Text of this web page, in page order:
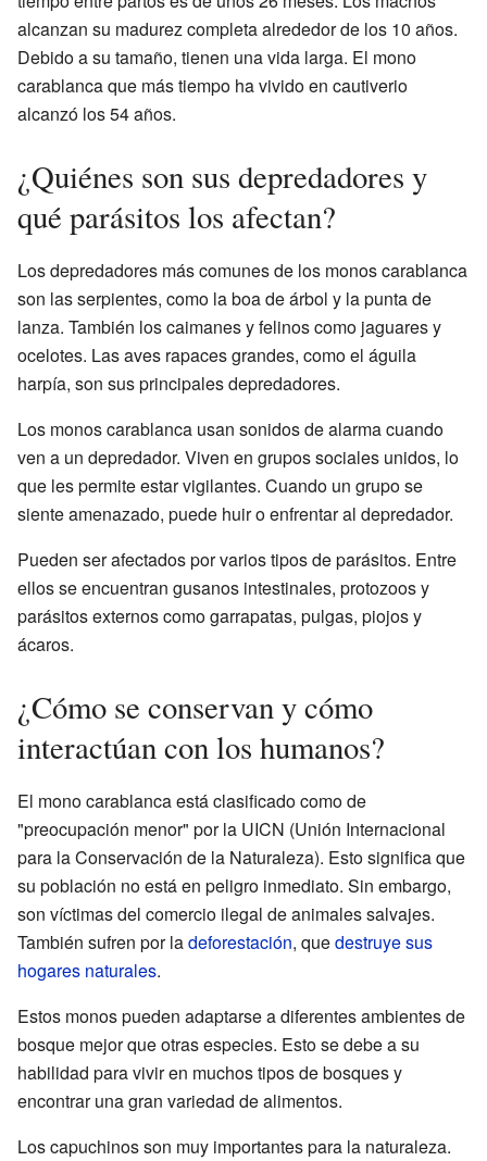
alcanzan su madurez completa alrededor de los 10 años.
Debido a su tamaño, tienen una vida larga. El mono
carablanca que más tiempo ha vivido en cautiverio
alcanzó los 54 años.
¿Quiénes son sus depredadores y
qué parásitos los afectan?
Los depredadores más comunes de los monos carablanca
son las serpientes, como la boa de árbol y la punta de
lanza. También los caimanes y felinos como jaguares y
ocelotes. Las aves rapaces grandes, como el águila
harpía, son sus principales depredadores.
Los monos carablanca usan sonidos de alarma cuando
ven a un depredador. Viven en grupos sociales unidos, lo
que les permite estar vigilantes. Cuando un grupo se
siente amenazado, puede huir o enfrentar al depredador.
Pueden ser afectados por varios tipos de parásitos. Entre
ellos se encuentran gusanos intestinales, protozoos y
parásitos externos como garrapatas, pulgas, piojos y
ácaros.
¿Cómo se conservan y cómo
interactúan con los humanos?
El mono carablanca está clasificado como de
"preocupación menor" por la UICN (Unión Internacional
para la Conservación de la Naturaleza). Esto significa que
su población no está en peligro inmediato. Sin embargo,
son víctimas del comercio ilegal de animales salvajes.
También sufren por ladeforestación, quedestruye sus
hogares naturales.
Estos monos pueden adaptarse a diferentes ambientes de
bosque mejor que otras especies. Esto se debe a su
habilidad para vivir en muchos tipos de bosques y
encontrar una gran variedad de alimentos.
Los capuchinos son muy importantes para la naturaleza.